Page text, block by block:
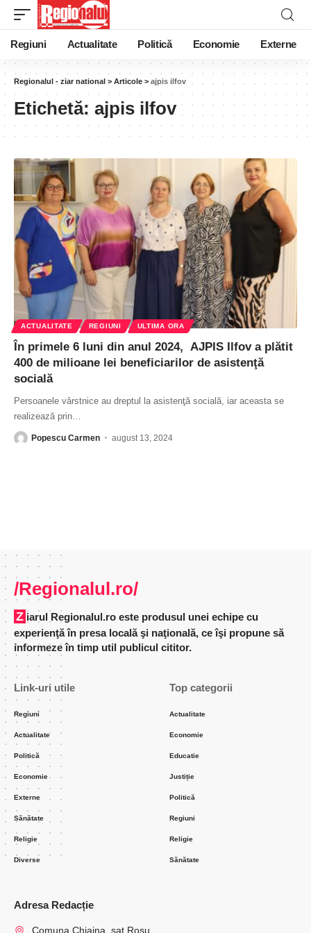
Regiuni Actualitate Politică Economie Externe
Regionalul - ziar national > Articole > ajpis ilfov
Etichetă: ajpis ilfov
ACTUALITATE REGIUNI ULTIMA ORA
În primele 6 luni din anul 2024, AJPIS Ilfov a plătit
400 de milioane lei beneficiarilor de asistenţă
socială
Persoanele vârstnice au dreptul la asistenţă socială, iar aceasta se
realizează prin
Popescu Carmen august 13, 2024
/Regionalul.ro/
Ziarul Regionalul.ro este produsul unei echipe cu
experienţă în presa locală şi naţională, ce îşi propune să
informeze în timp util publicul cititor.
Link-uri utile
Regiuni
Actualitate
Politică
Economie
Externe
Sănătate
Religie
Diverse
Top categorii
Actualitate
Economie
Educatie
Justiție
Politică
Regiuni
Religie
Sănătate
Adresa Redacție
Comuna Chiajna, sat Rosu